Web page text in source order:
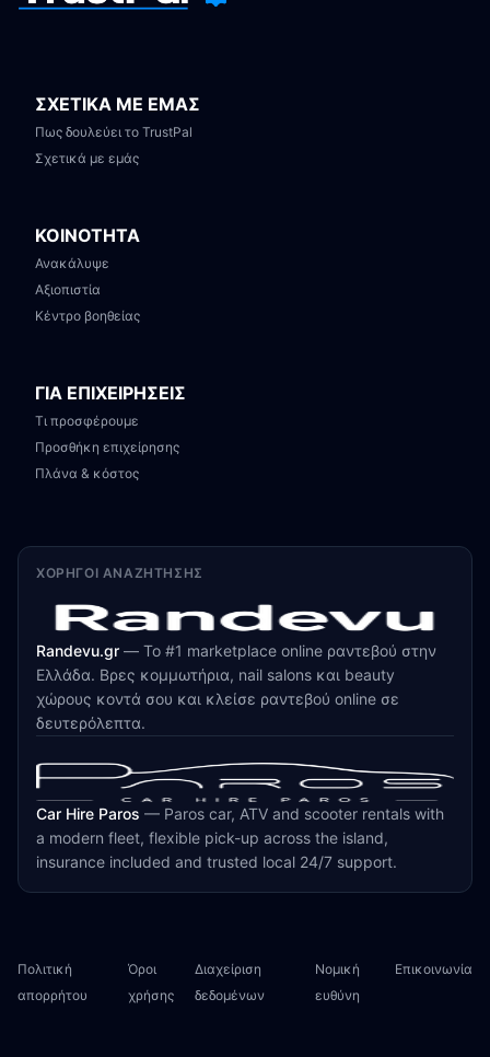
ΣΧΕΤΙΚΑ ΜΕ ΕΜΑΣ
Πως δουλεύει το TrustPal
Σχετικά με εμάς
ΚΟΙΝΟΤΗΤΑ
Ανακάλυψε
Αξιοπιστία
Κέντρο βοηθείας
ΓΙΑ ΕΠΙΧΕΙΡΗΣΕΙΣ
Τι προσφέρουμε
Προσθήκη επιχείρησης
Πλάνα & κόστος
ΧΟΡΗΓΟΊ ΑΝΑΖΉΤΗΣΗΣ
Randevu.gr — Το #1 marketplace online ραντεβού στην
Ελλάδα. Βρες κομμωτήρια, nail salons και beauty
χώρους κοντά σου και κλείσε ραντεβού online σε
δευτερόλεπτα.
Car Hire Paros — Paros car, ATV and scooter rentals with
a modern fleet, flexible pick-up across the island,
insurance included and trusted local 24/7 support.
Πολιτική
απορρήτου
Όροι
χρήσης
Διαχείριση
δεδομένων
Νομική
ευθύνη
Επικοινωνία